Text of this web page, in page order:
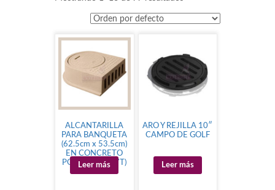
ALCANTARILLA
PARA BANQUETA
(62.5cm x 53.5cm)
EN CONCRETO
POLIMERICO (7T)
Leer más
ARO Y REJILLA 10″
CAMPO DE GOLF
Leer más